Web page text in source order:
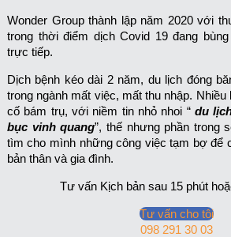
Wonder Group thành lập năm 2020 với
trong thời điểm dịch Covid 19 đang
trực tiếp.
Dịch bệnh kéo dài 2 năm, du lịch đóng
trong ngành mất việc, mất thu nhập. Nhiều
cố bám trụ, với niềm tin nhỏ nhoi “ du
bục vinh quang”, thế nhưng phần trong
tìm cho mình những công việc tạm bợ để
bản thân và gia đình.
Tư vấn Kịch bản sau 15 phút
Tư vấn cho tôi
098 291 30 03